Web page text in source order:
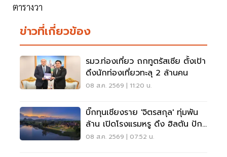
ตารางวา
ข่าวที่เกี่ยวข้อง
รมว.ท่องเที่ยว ถกทูตรัสเซีย ตั้งเป้า
ดึงนักท่องเที่ยวทะลุ 2 ล้านคน
08 ส.ค. 2569 | 11:20 น.
บิ๊กทุนเชียงราย 'จิตรสกุล' ทุ่มพัน
ล้าน เปิดโรงแรมหรู ดึง ฮิลตัน ปัก
หมุดแบรนด์ใหม่
08 ส.ค. 2569 | 07:52 น.